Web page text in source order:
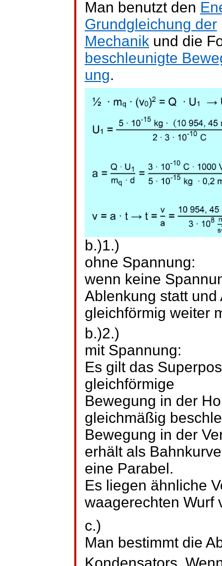
Man benutzt den
Grundgleichung der
Mechanikund die
beschleunigte
ung.
b.)1.)
ohne Spannung:
wenn keine
Ablenkung statt
gleichförmig weiter
b.)2.)
mit Spannung:
Es gilt das
gleichförmige
Bewegung in der
gleichmäßig
Bewegung in der
erhält als Bahnkurve
eine Parabel.
Es liegen ähnliche
waagerechten Wurf
c.)
Man bestimmt die
Kondensators.